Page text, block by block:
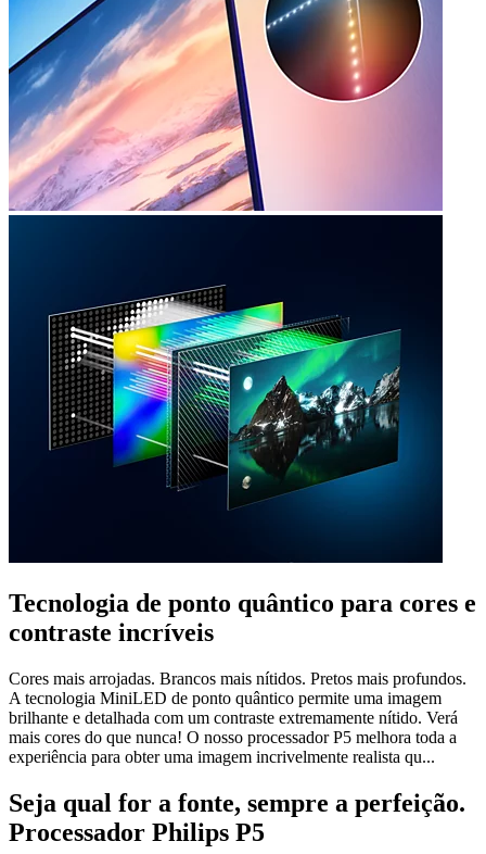
Tecnologia de ponto quântico para cores e
contraste incríveis
Cores mais arrojadas. Brancos mais nítidos. Pretos mais profundos.
A tecnologia MiniLED de ponto quântico permite uma imagem
brilhante e detalhada com um contraste extremamente nítido. Verá
mais cores do que nunca! O nosso processador P5 melhora toda a
experiência para obter uma imagem incrivelmente realista qu...
Seja qual for a fonte, sempre a perfeição.
Processador Philips P5